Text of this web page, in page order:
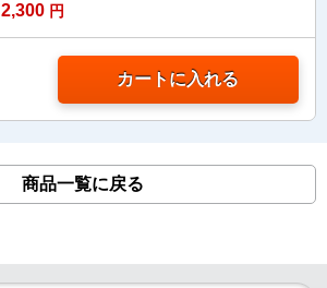
2,300 円
カートに入れる
商品一覧に戻る